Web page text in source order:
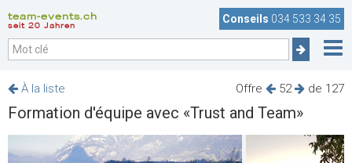
team-events.ch
seit 20 Jahren
Conseils 034 533 34 35
Offre 52 de 127
À la liste
Formation d'équipe avec «Trust and Team»